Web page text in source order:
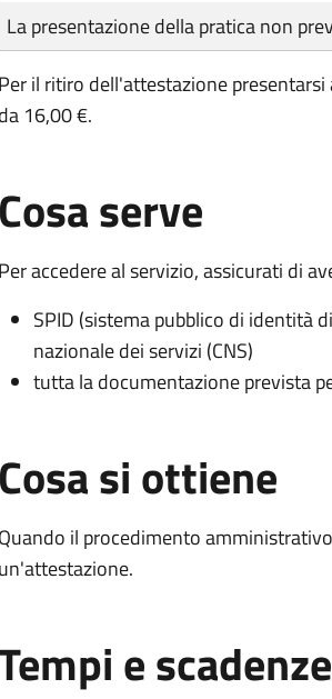
Tipo di pagamento
Importo
La presentazione della pratica non
Per il ritiro dell'attestazione
da 16,00 €.
Cosa serve
Per accedere al servizio, assicurati di
SPID (sistema pubblico di identità
nazionale dei servizi (CNS)
tutta la documentazione prevista
Cosa si ottiene
Quando il procedimento
un'attestazione.
e scadenze